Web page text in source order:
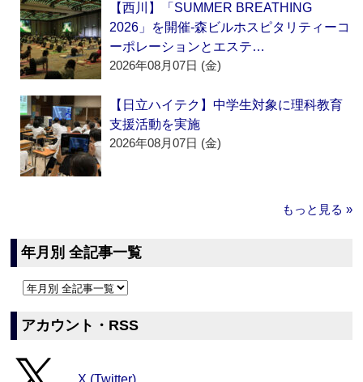
【西川】「SUMMER BREATHING
2026」を開催‐森ビルホスピタリティーコ
ーポレーションとエステ…
2026年08月07日 (金)
【日立ハイテク】中学生対象に理科教育
支援活動を実施
2026年08月07日 (金)
もっと見る »
年月別 全記事一覧
アカウント・RSS